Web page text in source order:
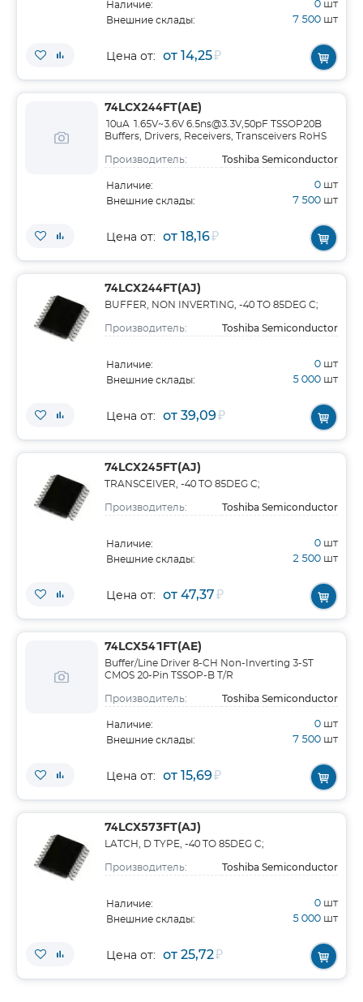
Наличие: 0 шт
Внешние склады: 7 500 шт
Цена от: от 14,25₽
74LCX244FT(AE)
10uA 1.65V~3.6V 6.5ns@3.3V,50pF TSSOP20B
Buffers, Drivers, Receivers, Transceivers RoHS
Производитель: Toshiba Semiconductor
Наличие: 0 шт
Внешние склады: 7 500 шт
Цена от: от 18,16₽
74LCX244FT(AJ)
BUFFER, NON INVERTING, -40 TO 85DEG C;
Производитель: Toshiba Semiconductor
Наличие: 0 шт
Внешние склады: 5 000 шт
Цена от: от 39,09₽
74LCX245FT(AJ)
TRANSCEIVER, -40 TO 85DEG C;
Производитель: Toshiba Semiconductor
Наличие: 0 шт
Внешние склады: 2 500 шт
Цена от: от 47,37₽
74LCX541FT(AE)
Buffer/Line Driver 8-CH Non-Inverting 3-ST
CMOS 20-Pin TSSOP-B T/R
Производитель: Toshiba Semiconductor
Наличие: 0 шт
Внешние склады: 7 500 шт
Цена от: от 15,69₽
74LCX573FT(AJ)
LATCH, D TYPE, -40 TO 85DEG C;
Производитель: Toshiba Semiconductor
Наличие: 0 шт
Внешние склады: 5 000 шт
Цена от: от 25,72₽